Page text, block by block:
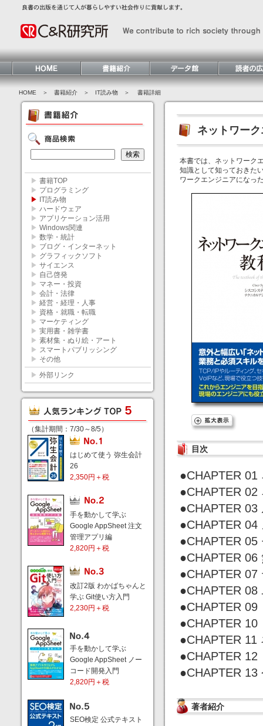
HOME ＞ 書籍紹介 ＞ IT読み物＞ 書籍詳細
▶ 書籍TOP
▶ プログラミング
▶ IT読み物
▶ ハードウェア
▶ アプリケーション活用
▶ Windows関連
▶ 数学・統計
▶ ブログ・インターネット
▶ グラフィックソフト
▶ サイエンス
▶ 自己啓発
▶ マネー・投資
▶ 会計・法律
▶ 経営・経理・人事
▶ 資格・就職・転職
▶ マーケティング
▶ 実用書・雑学書
▶ 素材集・ぬり絵・アート
▶ スマートパブリッシング
▶ その他
▶ 外部リンク
（集計期間：7/30～8/5）
はじめて使う 弥生会計
26
2,350円＋税
手を動かして学ぶ
Google AppSheet 注文
管理アプリ編
2,820円＋税
改訂2版 わかばちゃんと
学ぶ Git使い方入門
2,230円＋税
手を動かして学ぶ
Google AppSheet ノー
コード開発入門
2,820円＋税
SEO検定 公式テキスト
ネットワー
本書では、ネットワーク
知識として知っておきた
ワークエンジニアになっ
目次
●CHAPTER 01
●CHAPTER 02
●CHAPTER 03
●CHAPTER 04
●CHAPTER 05
●CHAPTER 06
●CHAPTER 07
●CHAPTER 08
●CHAPTER 09
●CHAPTER 10
●CHAPTER 11
●CHAPTER 12
●CHAPTER 13
著者紹介